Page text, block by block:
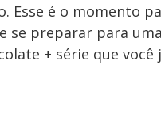
Esse é o momento
preparar para
+ série que